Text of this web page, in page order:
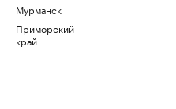
Мурманск
Приморский
край